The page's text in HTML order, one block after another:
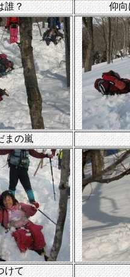
誰？ 仰
まの嵐
けて